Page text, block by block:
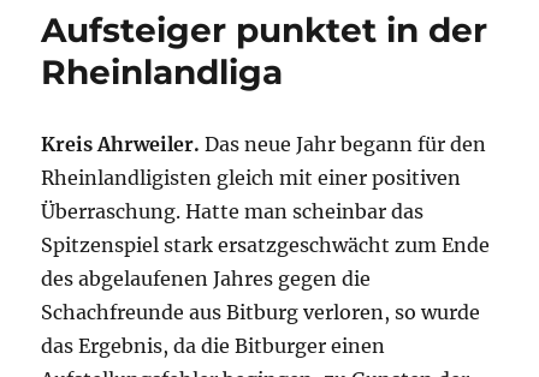
Aufsteiger punktet in der
Rheinlandliga
Kreis Ahrweiler.Das neue Jahr begann für den
Rheinlandligisten gleich mit einer positiven
Überraschung. Hatte man scheinbar das
Spitzenspiel stark ersatzgeschwächt zum Ende
des abgelaufenen Jahres gegen die
Schachfreunde aus Bitburg verloren, so wurde
das Ergebnis, da die Bitburger einen